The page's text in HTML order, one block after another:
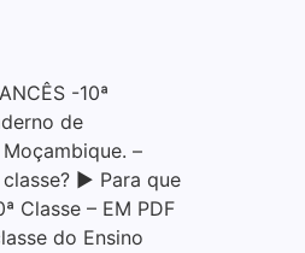
-10ª
de
–
▶ Para que
Classe – EM PDF
do Ensino